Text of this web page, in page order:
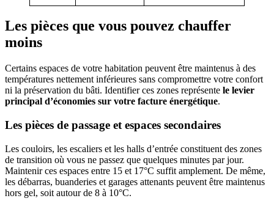
Les pièces que vous pouvez chauffer
moins
Certains espaces de votre habitation peuvent être maintenus à des
températures nettement inférieures sans compromettre votre confort
ni la préservation du bâti. Identifier ces zones représente le levier
principal d’économies sur votre facture énergétique.
Les pièces de passage et espaces secondaires
Les couloirs, les escaliers et les halls d’entrée constituent des zones
de transition où vous ne passez que quelques minutes par jour.
Maintenir ces espaces entre 15 et 17°C suffit amplement. De même,
les débarras, buanderies et garages attenants peuvent être maintenus
hors gel, soit autour de 8 à 10°C.